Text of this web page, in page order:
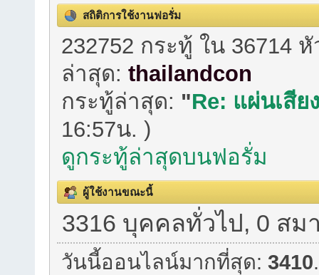
สถิติการใช้งานฟอรั่ม
232752 กระทู้ ใน 36714
ล่าสุด:thailandcon
กระทู้ล่าสุด: "Re: แผ่นเสีย
16:57น. )
ดูกระทู้ล่าสุดบนฟอรั่ม
ผู้ใช้งานขณะนี้
3316 บุคคลทั่วไป, 0 สม
วันนี้ออนไลน์มากที่สุด: 3410